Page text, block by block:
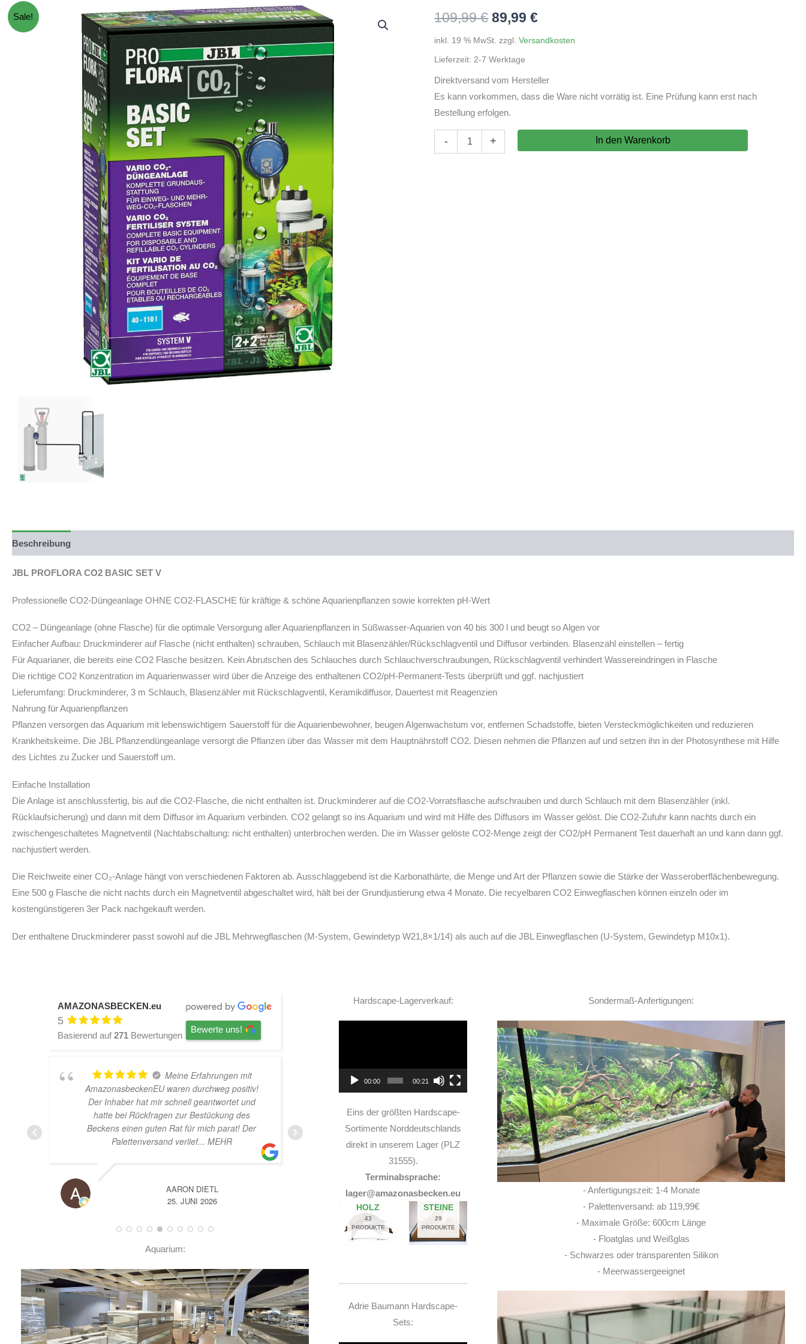
Sale! 109,99€ Ursprünglicher
Preis
war:
109,99 €
89,99€Aktueller
Preis
89,99 €.
inkl. 19 % MwSt. zzgl.Versandkosten
Lieferzeit:2-7 Werktage
Direktversand vom Hersteller
Es kann vorkommen, dass die Ware nicht vorrätig ist. Eine Prüfung kann erst nach
Bestellung erfolgen.
-
PROFLORA
+ In den Warenkorb
Beschreibung
JBL PROFLORA CO2 BASIC SET V
Professionelle CO2-Düngeanlage OHNE CO2-FLASCHE für kräftige & schöne Aquarienpflanzen sowie korrekten pH-Wert
CO2 – Düngeanlage (ohne Flasche) für die optimale Versorgung aller Aquarienpflanzen in Süßwasser-Aquarien von 40 bis 300 l und beugt so Algen vor
Einfacher Aufbau: Druckminderer auf Flasche (nicht enthalten) schrauben, Schlauch mit Blasenzähler/Rückschlagventil und Diffusor verbinden. Blasenzahl einstellen – fertig
Für Aquarianer, die bereits eine CO2 Flasche besitzen. Kein Abrutschen des Schlauches durch Schlauchverschraubungen, Rückschlagventil verhindert Wassereindringen in Flasche
Die richtige CO2 Konzentration im Aquarienwasser wird über die Anzeige des enthaltenen CO2/pH-Permanent-Tests überprüft und ggf. nachjustiert
Lieferumfang: Druckminderer, 3 m Schlauch, Blasenzähler mit Rückschlagventil, Keramikdiffusor, Dauertest mit Reagenzien
Nahrung für Aquarienpflanzen
Pflanzen versorgen das Aquarium mit lebenswichtigem Sauerstoff für die Aquarienbewohner, beugen Algenwachstum vor, entfernen Schadstoffe, bieten Versteckmöglichkeiten und reduzieren
Krankheitskeime. Die JBL Pflanzendüngeanlage versorgt die Pflanzen über das Wasser mit dem Hauptnährstoff CO2. Diesen nehmen die Pflanzen auf und setzen ihn in der Photosynthese mit Hilfe
des Lichtes zu Zucker und Sauerstoff um.
Einfache Installation
Die Anlage ist anschlussfertig, bis auf die CO2-Flasche, die nicht enthalten ist. Druckminderer auf die CO2-Vorratsflasche aufschrauben und durch Schlauch mit dem Blasenzähler (inkl.
Rücklaufsicherung) und dann mit dem Diffusor im Aquarium verbinden. CO2 gelangt so ins Aquarium und wird mit Hilfe des Diffusors im Wasser gelöst. Die CO2-Zufuhr kann nachts durch ein
zwischengeschaltetes Magnetventil (Nachtabschaltung: nicht enthalten) unterbrochen werden. Die im Wasser gelöste CO2-Menge zeigt der CO2/pH Permanent Test dauerhaft an und kann dann ggf.
nachjustiert werden.
Die Reichweite einer CO₂-Anlage hängt von verschiedenen Faktoren ab. Ausschlaggebend ist die Karbonathärte, die Menge und Art der Pflanzen sowie die Stärke der Wasseroberflächenbewegung.
Eine 500 g Flasche die nicht nachts durch ein Magnetventil abgeschaltet wird, hält bei der Grundjustierung etwa 4 Monate. Die recyelbaren CO2 Einwegflaschen können einzeln oder im
kostengünstigeren 3er Pack nachgekauft werden.
Der enthaltene Druckminderer passt sowohl auf die JBL Mehrwegflaschen (M-System, Gewindetyp W21,8×1/14) als auch auf die JBL Einwegflaschen (U-System, Gewindetyp M10x1).
AMAZONASBECKEN.eu
5
Basierend auf 271 Bewertungen
Bewerte uns!
Meine Erfahrungen mit
AmazonasbeckenEU waren durchweg positiv!
Der Inhaber hat mir schnell geantwortet und
hatte bei Rückfragen zur Bestückung des
Beckens einen guten Rat für mich parat! Der
Palettenversand verlief... MEHR
AARON DIETL
25. JUNI 2026
TOP Hardscape im Laden
und sehr nette Beratung! Ich bin super Glücklich
A
14. JUNI 2026
Ich habe vor einem Jahr zwei
Rochen hier erworben. Von Anfang bis Ende
habe ich eine super kompetente und ehrliche
Beratung erhalten! Auch im Nachgang bei
Fragen, habe ich immer
... MEHR
LISA ROHRLACHE
10. JUNI 2026
Aquarium:
Hardscape-Lagerverkauf:
00:00 00:21
Eins der größten Hardscape-
Sortimente Norddeutschlands
direkt in unserem Lager (PLZ
31555).
Terminabsprache:
lager@amazonasbecken.eu
HOLZ
43
PRODUKTE
STEINE
29
PRODUKTE
Adrie Baumann Hardscape-
Sets:
Sondermaß-Anfertigungen:
- Anfertigungszeit: 1-4 Monate
- Palettenversand: ab 119,99€
- Maximale Größe: 600cm Länge
- Floatglas und Weißglas
- Schwarzes oder transparenten Silikon
- Meerwassergeeignet